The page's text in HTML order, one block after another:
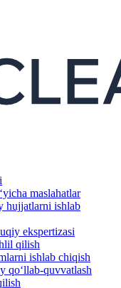
maslahatlar
hujjatlarni ishlab
ekspertizasi
qilish
ishlab chiqish
qoʻllab-quvvatlash